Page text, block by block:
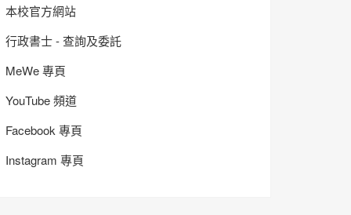
本校官方網站
行政書士 - 查詢及委託
MeWe 專頁
YouTube 頻道
Facebook 專頁
Instagram 專頁